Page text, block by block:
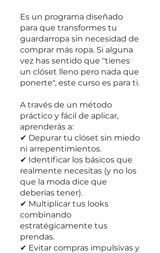
Es un programa diseñado
para que transformes tu
guardarropa sin necesidad de
comprar más ropa. Si alguna
vez has sentido que "tienes
un clóset lleno pero nada que
ponerte", este curso es para ti.
A través de un método
práctico y fácil de aplicar,
aprenderás a:
✔ Depurar tu clóset sin miedo
ni arrepentimientos.
✔ Identificar los básicos que
realmente necesitas (y no los
que la moda dice que
deberías tener).
✔ Multiplicar tus looks
combinando
estratégicamente tus
prendas.
✔ Evitar compras impulsivas y